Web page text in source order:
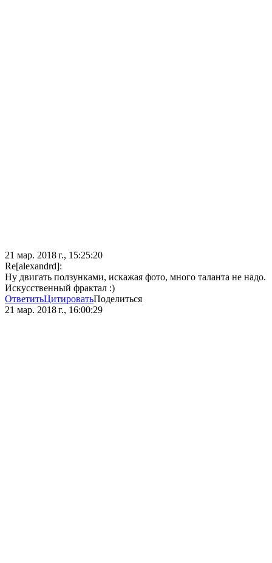
21 мар. 2018 г., 15:25:20
Re[alexandrd]:
Ну двигать ползунками, искажая фото, много таланта не надо.
Искусственный фрактал :)
ОтветитьЦитироватьПоделиться
21 мар. 2018 г., 16:00:29